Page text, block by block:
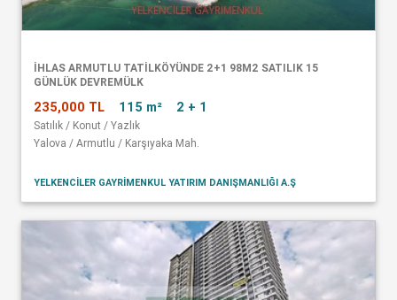
İHLAS ARMUTLU TATİLKÖYÜNDE 2+1 98M2 SATILIK 15
GÜNLÜK DEVREMÜLK
235,000 TL 115 m² 2 + 1
Satılık / Konut / Yazlık
Yalova / Armutlu / Karşıyaka Mah.
YELKENCİLER GAYRİMENKUL YATIRIM DANIŞMANLIĞI A.Ş